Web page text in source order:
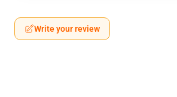
Write your review